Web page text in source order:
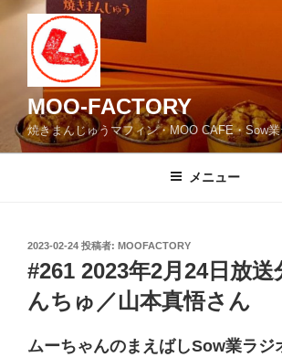
MOO-FACTORY
焼きまんじゅうマフィン・MOO CAFE・Sow
メニュー
投
稿
日:
2023-02-24 投稿者: MOOFACTORY
#261 2023年2月24日放送
んちゅ／山本真悟さん
ムーちゃんのまえばしSow業ラ